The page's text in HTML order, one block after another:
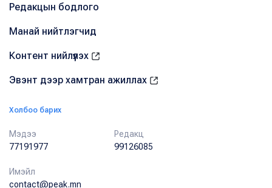
Редакцын бодлого
Манай нийтлэгчид
Контент нийлүүлэх
Эвэнт дээр хамтран ажиллах
Холбоо барих
Мэдээ
77191977
Редакц
99126085
Имэйл
contact@peak.mn